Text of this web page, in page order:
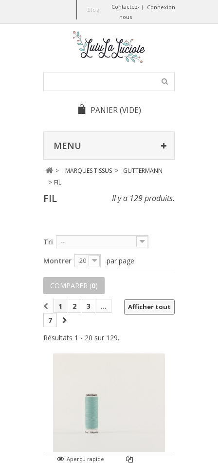
Connexion
Contactez-
nous
Blog
PANIER(VIDE)
MENU
> MARQUES TISSUS >
GUTTERMANN
> FIL
FIL Il y a 129 produits.
Tri --
Montrer 20 par page
COMPARER (0)
Afficher tout
1 2 3
...
7
Résultats 1 - 20 sur 129.
Aperçu rapide